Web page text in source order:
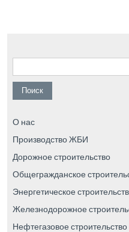
Найти:
О нас
Производство ЖБИ
Дорожное строительство
Общегражданское
Энергетическое
Железнодорожное
Нефтегазовое строительство